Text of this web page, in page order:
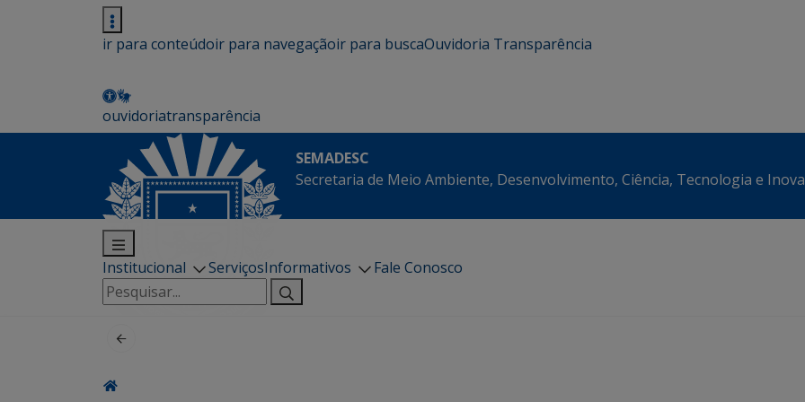
ir para conteúdoir para navegaçãoir para buscaOuvidoria Transparência
ouvidoriatransparência
SEMADESC
Secretaria de Meio Ambiente, Desenvolvimento, Ciência, Tecnologia e
Institucional ServiçosInformativos
Fale Conosco
Pesquisar
por: